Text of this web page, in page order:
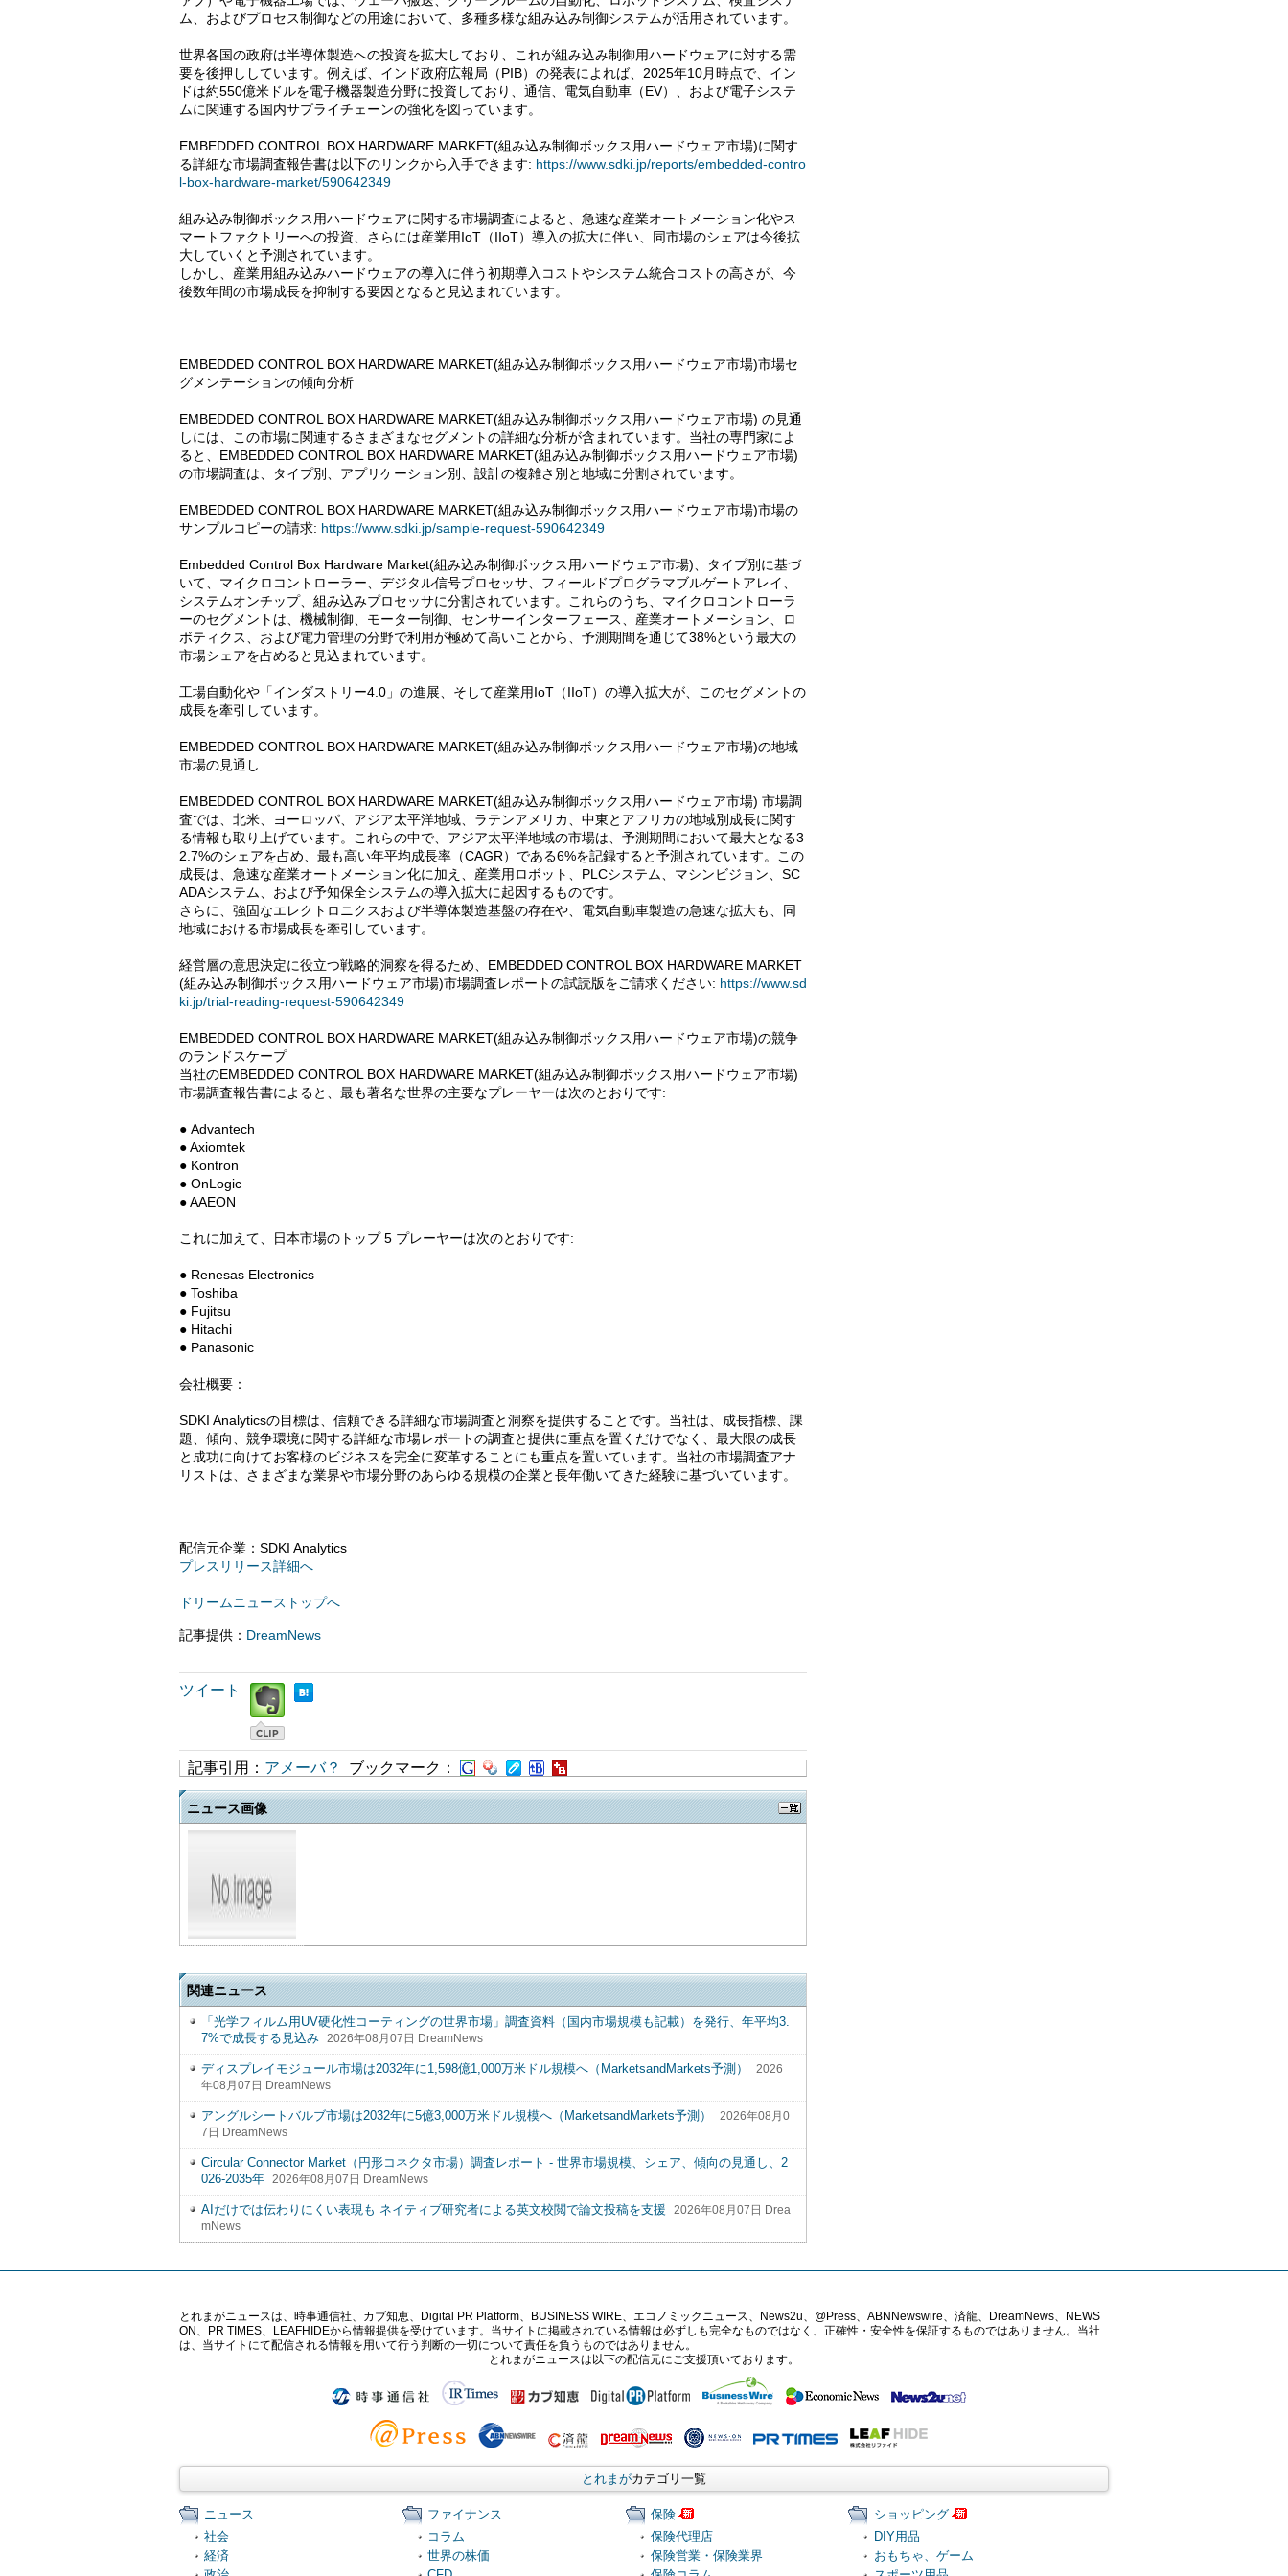
ム、およびプロセス制御などの用途において、多種多様な組み込み制御システムが活用されています。
世界各国の政府は半導体製造への投資を拡大しており、これが組み込み制御用ハードウェアに対する需
要を後押ししています。例えば、インド政府広報局（PIB）の発表によれば、2025年10月時点で、イン
ドは約550億米ドルを電子機器製造分野に投資しており、通信、電気自動車（EV）、および電子システ
ムに関連する国内サプライチェーンの強化を図っています。
EMBEDDED CONTROL BOX HARDWARE MARKET(組み込み制御ボックス用ハードウェア市場)に関す
る詳細な市場調査報告書は以下のリンクから入手できます: https://www.sdki.jp/reports/embedded-contro
l-box-hardware-market/590642349
組み込み制御ボックス用ハードウェアに関する市場調査によると、急速な産業オートメーション化やス
マートファクトリーへの投資、さらには産業用IoT（IIoT）導入の拡大に伴い、同市場のシェアは今後拡
大していくと予測されています。
しかし、産業用組み込みハードウェアの導入に伴う初期導入コストやシステム統合コストの高さが、今
後数年間の市場成長を抑制する要因となると見込まれています。
EMBEDDED CONTROL BOX HARDWARE MARKET(組み込み制御ボックス用ハードウェア市場)市場セ
グメンテーションの傾向分析
EMBEDDED CONTROL BOX HARDWARE MARKET(組み込み制御ボックス用ハードウェア市場) の見通
しには、この市場に関連するさまざまなセグメントの詳細な分析が含まれています。当社の専門家によ
ると、EMBEDDED CONTROL BOX HARDWARE MARKET(組み込み制御ボックス用ハードウェア市場)
の市場調査は、タイプ別、アプリケーション別、設計の複雑さ別と地域に分割されています。
EMBEDDED CONTROL BOX HARDWARE MARKET(組み込み制御ボックス用ハードウェア市場)市場の
サンプルコピーの請求: https://www.sdki.jp/sample-request-590642349
Embedded Control Box Hardware Market(組み込み制御ボックス用ハードウェア市場)、タイプ別に基づ
いて、マイクロコントローラー、デジタル信号プロセッサ、フィールドプログラマブルゲートアレイ、
システムオンチップ、組み込みプロセッサに分割されています。これらのうち、マイクロコントローラ
ーのセグメントは、機械制御、モーター制御、センサーインターフェース、産業オートメーション、ロ
ボティクス、および電力管理の分野で利用が極めて高いことから、予測期間を通じて38%という最大の
市場シェアを占めると見込まれています。
工場自動化や「インダストリー4.0」の進展、そして産業用IoT（IIoT）の導入拡大が、このセグメントの
成長を牽引しています。
EMBEDDED CONTROL BOX HARDWARE MARKET(組み込み制御ボックス用ハードウェア市場)の地域
市場の見通し
EMBEDDED CONTROL BOX HARDWARE MARKET(組み込み制御ボックス用ハードウェア市場) 市場調
査では、北米、ヨーロッパ、アジア太平洋地域、ラテンアメリカ、中東とアフリカの地域別成長に関す
る情報も取り上げています。これらの中で、アジア太平洋地域の市場は、予測期間において最大となる3
2.7%のシェアを占め、最も高い年平均成長率（CAGR）である6%を記録すると予測されています。この
成長は、急速な産業オートメーション化に加え、産業用ロボット、PLCシステム、マシンビジョン、SC
ADAシステム、および予知保全システムの導入拡大に起因するものです。
さらに、強固なエレクトロニクスおよび半導体製造基盤の存在や、電気自動車製造の急速な拡大も、同
地域における市場成長を牽引しています。
経営層の意思決定に役立つ戦略的洞察を得るため、EMBEDDED CONTROL BOX HARDWARE MARKET
(組み込み制御ボックス用ハードウェア市場)市場調査レポートの試読版をご請求ください: https://www.sd
ki.jp/trial-reading-request-590642349
EMBEDDED CONTROL BOX HARDWARE MARKET(組み込み制御ボックス用ハードウェア市場)の競争
のランドスケープ
当社のEMBEDDED CONTROL BOX HARDWARE MARKET(組み込み制御ボックス用ハードウェア市場)
市場調査報告書によると、最も著名な世界の主要なプレーヤーは次のとおりです:
● Advantech
● Axiomtek
● Kontron
● OnLogic
● AAEON
これに加えて、日本市場のトップ 5 プレーヤーは次のとおりです:
● Renesas Electronics
● Toshiba
● Fujitsu
● Hitachi
● Panasonic
会社概要：
SDKI Analyticsの目標は、信頼できる詳細な市場調査と洞察を提供することです。当社は、成長指標、課
題、傾向、競争環境に関する詳細な市場レポートの調査と提供に重点を置くだけでなく、最大限の成長
と成功に向けてお客様のビジネスを完全に変革することにも重点を置いています。当社の市場調査アナ
リストは、さまざまな業界や市場分野のあらゆる規模の企業と長年働いてきた経験に基づいています。
配信元企業：SDKI Analytics
プレスリリース詳細へ
ドリームニューストップへ
記事提供： DreamNews
ツイート
記事引用： アメーバ？ ブックマーク：
ニュース画像
関連ニュース
「光学フィルム用UV硬化性コーティングの世界市場」調査資料（国内市場規模も記載）を発行、年平均3.
7%で成長する見込み
2026年08月07日 DreamNews
ディスプレイモジュール市場は2032年に1,598億1,000万米ドル規模へ（MarketsandMarkets予測）
2026
年08月07日 DreamNews
アングルシートバルブ市場は2032年に5億3,000万米ドル規模へ（MarketsandMarkets予測）
2026年08月0
7日 DreamNews
Circular Connector Market（円形コネクタ市場）調査レポート - 世界市場規模、シェア、傾向の見通し、2
026-2035年
2026年08月07日 DreamNews
AIだけでは伝わりにくい表現も ネイティブ研究者による英文校閲で論文投稿を支援
2026年08月07日 Drea
mNews
とれまがニュースは、時事通信社、カブ知恵、Digital PR Platform、BUSINESS WIRE、エコノミックニュース、News2u、@Press、ABNNewswire、済龍、DreamNews、NEWS
ON、PR TIMES、LEAFHIDEから情報提供を受けています。当サイトに掲載されている情報は必ずしも完全なものではなく、正確性・安全性を保証するものではありません。当社
は、当サイトにて配信される情報を用いて行う判断の一切について責任を負うものではありません。
とれまがニュースは以下の配信元にご支援頂いております。
とれまがカテゴリ一覧
ニュース
社会
経済
ファイナンス
コラム
世界の株価
保険
保険代理店
保険営業・保険業界
ショッピング
DIY用品
おもちゃ、ゲーム